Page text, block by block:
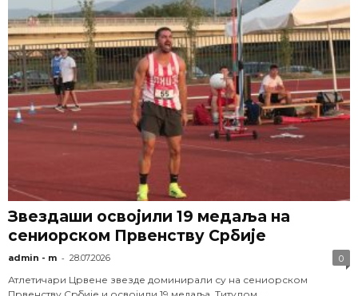
Звездаши освојили 19 медаља на
сениорском Првенству Србије
admin - m - 28.07.2026 0
Атлетичари Црвене звезде доминирали су на сениорском